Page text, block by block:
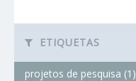
ETIQUETAS
projetos de pesquisa (1)